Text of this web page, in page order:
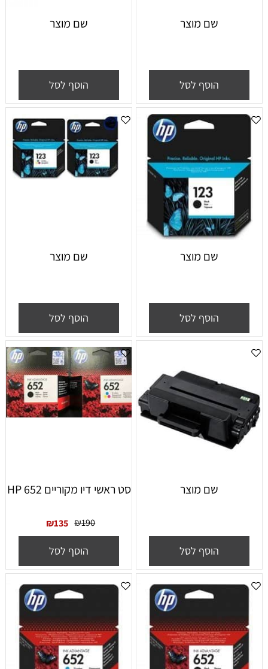
שם מוצר
הוסף לסל
שם מוצר
הוסף לסל
שם מוצר
הוסף לסל
שם מוצר
הוסף לסל
שם מוצר
הוסף לסל
סט ראשי דיו מקוריים HP 652
₪190
₪135
הוסף לסל